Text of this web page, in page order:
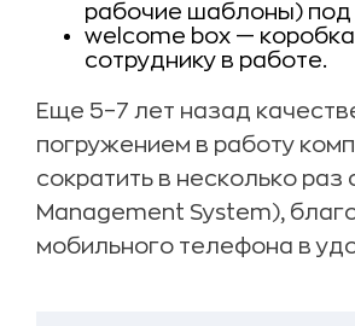
рабочие шаблоны) под
welcome box —
сотруднику в работе.
Еще 5–7 лет назад
погружением в работу
сократить в несколько
Management System),
мобильного телефона в